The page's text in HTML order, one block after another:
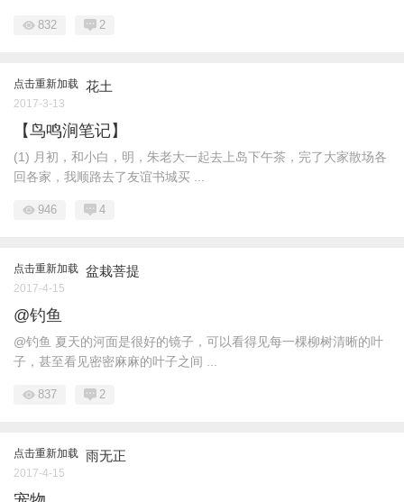
832 2
点击重新加载 花土
2017-3-13
【鸟鸣涧笔记】
(1) 月初，和小白，明，朱老大一起去上岛下午茶，完了大家散场各
回各家，我顺路去了友谊书城买 ...
946 4
点击重新加载 盆栽菩提
2017-4-15
@钓鱼
@钓鱼 夏天的河面是很好的镜子，可以看得见每一棵柳树清晰的叶
子，甚至看见密密麻麻的叶子之间 ...
837 2
点击重新加载 雨无正
2017-4-15